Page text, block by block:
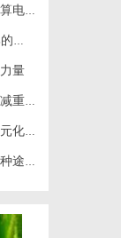
方案
析
量
时代
力量
技巧